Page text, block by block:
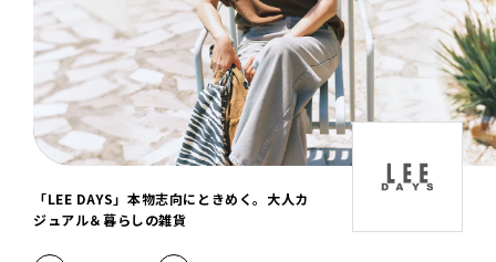
「LEE DAYS」本物志向にときめく。大人カ
ジュアル＆暮らしの雑貨